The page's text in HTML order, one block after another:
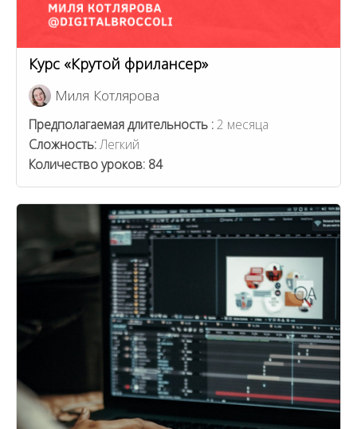
Курс «Крутой фрилансер»
Миля Котлярова
Предполагаемая длительность :2 месяца
Сложность:Легкий
Количество уроков: 84